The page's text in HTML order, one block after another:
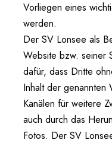
Vorliegen eines
werden.
Der SV Lonsee als
Website bzw. seiner
dafür, dass Dritte
Inhalt der genannten
Kanälen für weitere
auch durch das
Fotos. Der SV